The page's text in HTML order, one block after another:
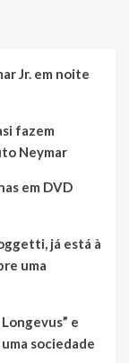
Jr. em noite
fazem
Neymar
em DVD
já está à
uma
e
sociedade